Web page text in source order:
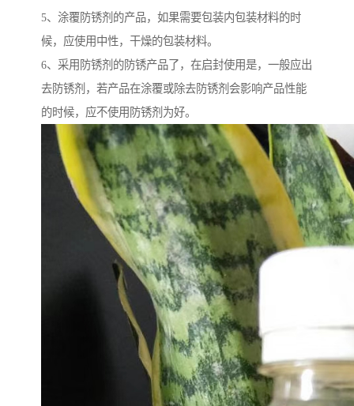
5、涂覆防锈剂的产品，如果需要包装内包装材料的时
候，应使用中性，干燥的包装材料。
6、采用防锈剂的防锈产品了，在启封使用是，一般应出
去防锈剂，若产品在涂覆或除去防锈剂会影响产品性能
的时候，应不使用防锈剂为好。